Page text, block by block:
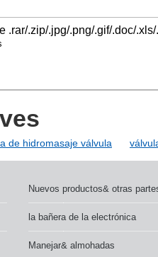
.rar/.zip/.jpg/.png/.gif/.doc/
de hidromasaje válvula
Nuevos productos& otras
la bañera de la electrónica
Manejar& almohadas